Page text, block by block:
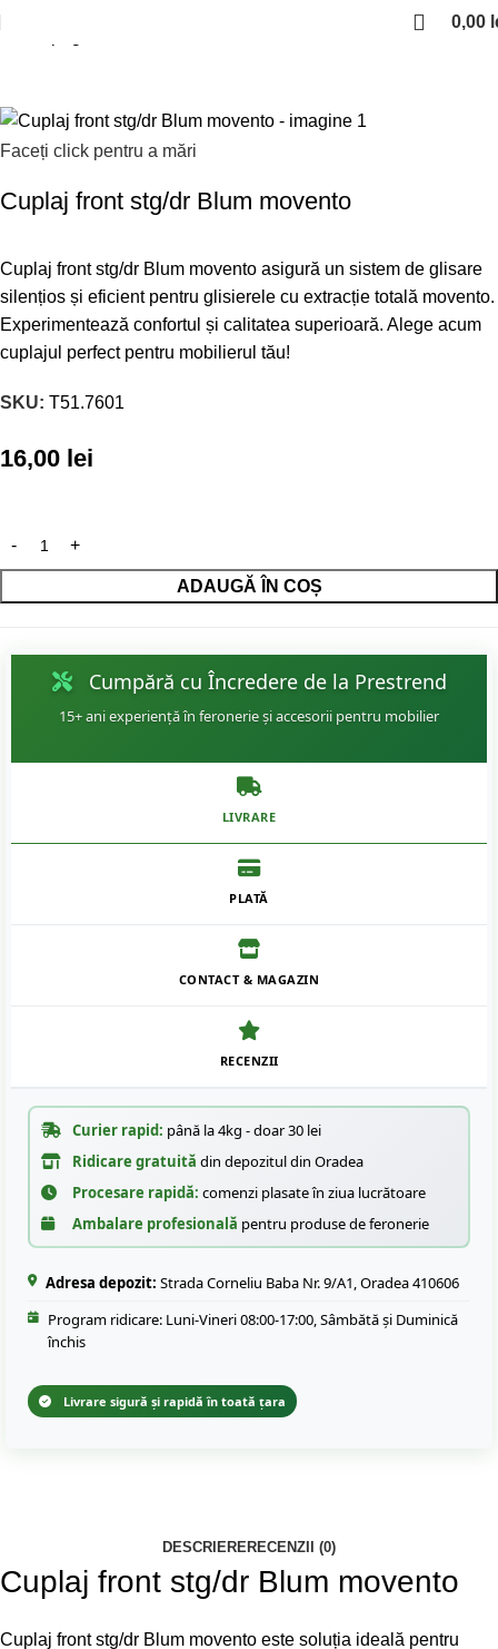
0,00
Faceți click pentru a mări
Cuplaj front stg/dr Blum movento
Cuplaj front stg/dr Blum movento asigură un sistem de glisare
silențios și eficient pentru glisierele cu extracție totală movento.
Experimentează confortul și calitatea superioară. Alege acum
cuplajul perfect pentru mobilierul tău!
SKU: T51.7601
16,00 lei
ADAUGĂ ÎN COȘ
Cumpără cu Încredere de la Prestrend
15+ ani experiență în feronerie și accesorii pentru mobilier
LIVRARE
PLATĂ
CONTACT & MAGAZIN
RECENZII
Curier rapid: până la 4kg - doar 30 lei
Ridicare gratuită din depozitul din Oradea
Procesare rapidă: comenzi plasate în ziua lucrătoare
Ambalare profesională pentru produse de feronerie
Adresa depozit: Strada Corneliu Baba Nr. 9/A1, Oradea 410606
Program ridicare: Luni-Vineri 08:00-17:00, Sâmbătă și Duminică
închis
Livrare sigură și rapidă în toată țara
DESCRIERERECENZII (0)
Cuplaj front stg/dr Blum movento
Cuplaj front stg/dr Blum movento este soluția ideală pentru